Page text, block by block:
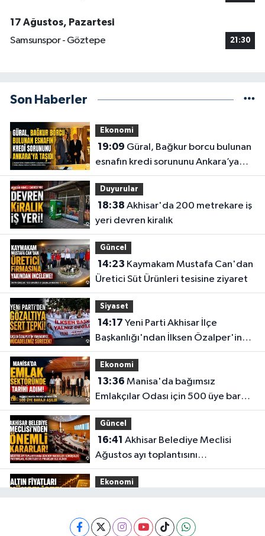
17 Ağustos, Pazartesi
Samsunspor - Göztepe
21:30
Son Haberler
Ekonomi
19:09
esnafın kredi sorununu Ankara’ya
taşıdı
Duyurular
18:38
yeri devren kiralık
Güncel
14:23
Üretici Süt Ürünleri tesisine ziyaret
Siyaset
14:17
Başkanlığı'ndan İlksen Özalper'in
gözaltına alınmasına tepki
Ekonomi
13:36
Emlakçılar Odası için 500 üye barajı
aşıldı
Güncel
16:41
Ağustos ayı toplantısını
gerçekleştirdi
Ekonomi